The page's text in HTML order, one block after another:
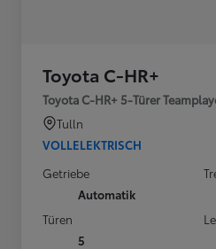
Toyota C-HR+
Toyota C-HR+ 5-Türer
Tulln
VOLLELEKTRISCH
Getriebe
Automatik
Türen
5